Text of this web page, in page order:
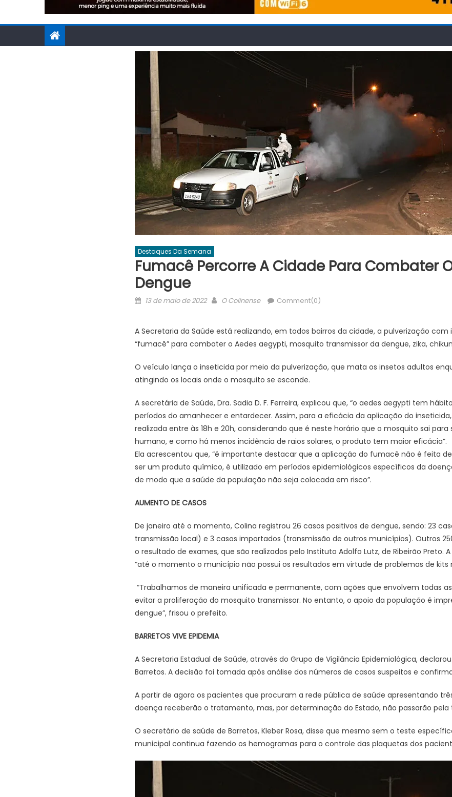
Destaques Da Semana
Fumacê Percorre A Cidade Para Combater
Dengue
Posted
13 de maio de 2022 Author
O Colinense Comment(0)
A Secretaria da Saúde está realizando, em todos bairros da cidade, a pulverização
“fumacê” para combater o Aedes aegypti, mosquito transmissor da dengue, zika,
O veículo lança o inseticida por meio da pulverização, que mata os insetos adultos
atingindo os locais onde o mosquito se esconde.
A secretária de Saúde, Dra. Sadia D. F. Ferreira, explicou que, “o aedes aegypti tem
períodos do amanhecer e entardecer. Assim, para a eficácia da aplicação do
realizada entre às 18h e 20h, considerando que é neste horário que o mosquito sai
humano, e como há menos incidência de raios solares, o produto tem maior eficácia”.
Ela acrescentou que, “é importante destacar que a aplicação do fumacê não é feita
ser um produto químico, é utilizado em períodos epidemiológicos específicos da
de modo que a saúde da população não seja colocada em risco”.
AUMENTO DE CASOS
De janeiro até o momento, Colina registrou 26 casos positivos de dengue, sendo: 23
transmissão local) e 3 casos importados (transmissão de outros municípios). Outros
o resultado de exames, que são realizados pelo Instituto Adolfo Lutz, de Ribeirão Preto.
“até o momento o município não possui os resultados em virtude de problemas de kits
“Trabalhamos de maneira unificada e permanente, com ações que envolvem todas
evitar a proliferação do mosquito transmissor. No entanto, o apoio da população é
dengue”, frisou o prefeito.
BARRETOS VIVE EPIDEMIA
A Secretaria Estadual de Saúde, através do Grupo de Vigilância Epidemiológica,
Barretos. A decisão foi tomada após análise dos números de casos suspeitos e
A partir de agora os pacientes que procuram a rede pública de saúde apresentando
doença receberão o tratamento, mas, por determinação do Estado, não passarão
O secretário de saúde de Barretos, Kleber Rosa, disse que mesmo sem o teste
municipal continua fazendo os hemogramas para o controle das plaquetas dos